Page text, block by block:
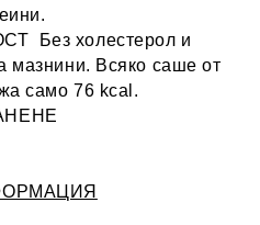
Без холестерол и
мазнини. Всяко саше от
само 76 kcal.​